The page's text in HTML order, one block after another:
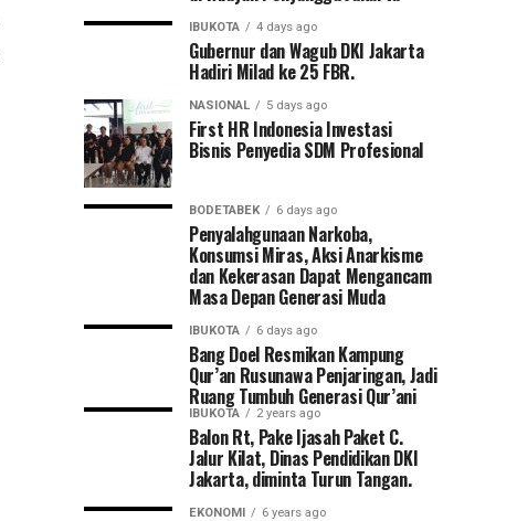
IBUKOTA 4 days ago
Gubernur dan Wagub DKI Jakarta
Hadiri Milad ke 25 FBR.
NASIONAL 5 days ago
First HR Indonesia Investasi
Bisnis Penyedia SDM Profesional
BODETABEK 6 days ago
Penyalahgunaan Narkoba,
Konsumsi Miras, Aksi Anarkisme
dan Kekerasan Dapat Mengancam
Masa Depan Generasi Muda
IBUKOTA 6 days ago
Bang Doel Resmikan Kampung
Qur’an Rusunawa Penjaringan, Jadi
Ruang Tumbuh Generasi Qur’ani
IBUKOTA 2 years ago
Balon Rt, Pake Ijasah Paket C.
Jalur Kilat, Dinas Pendidikan DKI
Jakarta, diminta Turun Tangan.
EKONOMI 6 years ago